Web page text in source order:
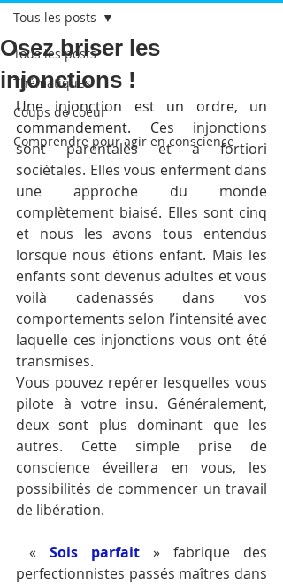
Tous les posts
Thématiques
Coups de coeur
Comprendre pour agir en conscience
Tous les posts
Osez briser les
injonctions !
Une injonction est un ordre, un
commandement. Ces injonctions
sont parentales et a fortiori
sociétales. Elles vous enferment dans
une approche du monde
complètement biaisé. Elles sont cinq
et nous les avons tous entendus
lorsque nous étions enfant. Mais les
enfants sont devenus adultes et vous
voilà cadenassés dans vos
comportements selon l’intensité avec
laquelle ces injonctions vous ont été
transmises.
Vous pouvez repérer lesquelles vous
pilote à votre insu. Généralement,
deux sont plus dominant que les
autres. Cette simple prise de
conscience éveillera en vous, les
possibilités de commencer un travail
de libération.
« Sois parfait » fabrique des
perfectionnistes passés maîtres dans